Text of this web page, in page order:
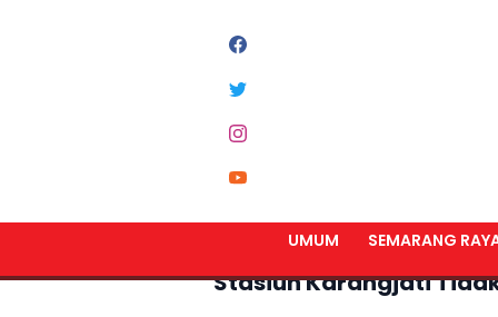
UMUM SEMARANG
Aliran Sungai Tuntang
Stasiun Karangjati